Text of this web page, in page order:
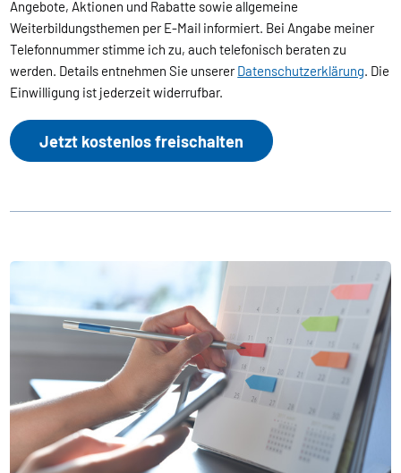
Angebote, Aktionen und Rabatte sowie allgemeine
Weiterbildungsthemen per E-Mail informiert. Bei Angabe meiner
Telefonnummer stimme ich zu, auch telefonisch beraten zu
werden. Details entnehmen Sie unsererDatenschutzerklärung. Die
Einwilligung ist jederzeit widerrufbar.
Jetzt kostenlos freischalten